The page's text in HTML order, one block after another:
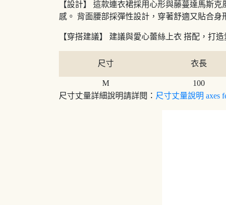
【設計】 這款連衣裙採用心形與藤蔓達馬斯
感。 背面腰部採彈性設計，穿著舒適又貼合身
【穿搭建議】 建議與愛心蕾絲上衣 搭配，打
尺寸 衣長
M
100
尺寸丈量詳細說明請詳閱： 尺寸丈量說明 axes